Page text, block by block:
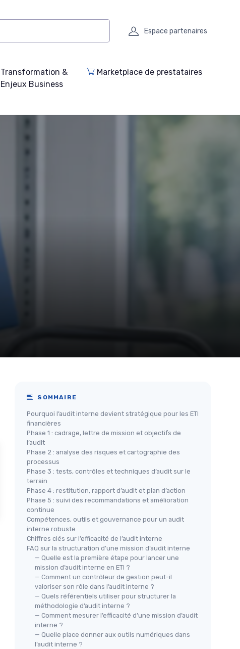
Espace partenaires
Transformation &
Enjeux Business
Marketplace de prestataires
SOMMAIRE
Pourquoi l’audit interne devient stratégique pour les ETI
financières
Phase 1 : cadrage, lettre de mission et objectifs de
l’audit
Phase 2 : analyse des risques et cartographie des
processus
Phase 3 : tests, contrôles et techniques d’audit sur le
terrain
Phase 4 : restitution, rapport d’audit et plan d’action
Phase 5 : suivi des recommandations et amélioration
continue
Compétences, outils et gouvernance pour un audit
interne robuste
Chiffres clés sur l’efficacité de l’audit interne
FAQ sur la structuration d’une mission d’audit interne
— Quelle est la première étape pour lancer une
mission d’audit interne en ETI ?
— Comment un contrôleur de gestion peut-il
valoriser son rôle dans l’audit interne ?
— Quels référentiels utiliser pour structurer la
méthodologie d’audit interne ?
— Comment mesurer l’efficacité d’une mission d’audit
interne ?
— Quelle place donner aux outils numériques dans
l’audit interne ?